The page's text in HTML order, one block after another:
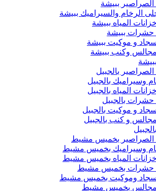
ببيشة
الرخام والسيراميك ببيشة
المياه ببيشة
ببيشة
و موكيت ببيشة
وكنب ببيشة
بالجبيل
وسيراميك بالجبيل
المياه بالجبيل
بالجبيل
و موكيت بالجبيل
و كنب بالجبيل
الصراصير بخميس مشيط
وسيراميك بخميس مشيط
المياه بخميس مشيط
حشرات بخميس مشيط
وموكيت بخميس مشيط
بخميس مشيط